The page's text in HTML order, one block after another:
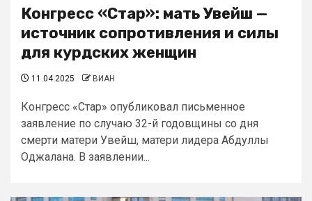
Конгресс «Стар»: мать Увейш —
источник сопротивления и силы
для курдских женщин
11.04.2025 ВИАН
Конгресс «Стар» опубликовал письменное
заявление по случаю 32-й годовщины со дня
смерти матери Увейш, матери лидера Абдуллы
Оджалана. В заявлении...